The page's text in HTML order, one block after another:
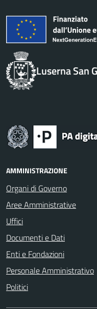
Luserna San
AMMINISTRAZIONE
Organi di Governo
Aree Amministrative
Uffici
Documenti e Dati
Enti e Fondazioni
Personale Amministrativo
Politici